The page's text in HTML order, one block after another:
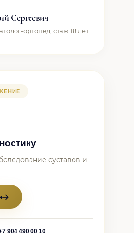
Сергеевич
ортопед, стаж 18 лет.
суставов и
904 490 00 10